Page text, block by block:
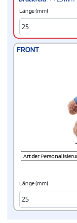
Länge (mm)
FRONT
Länge (mm)